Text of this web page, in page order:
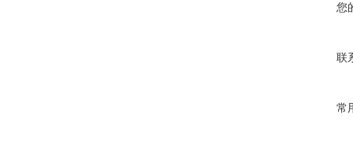
您
联
常